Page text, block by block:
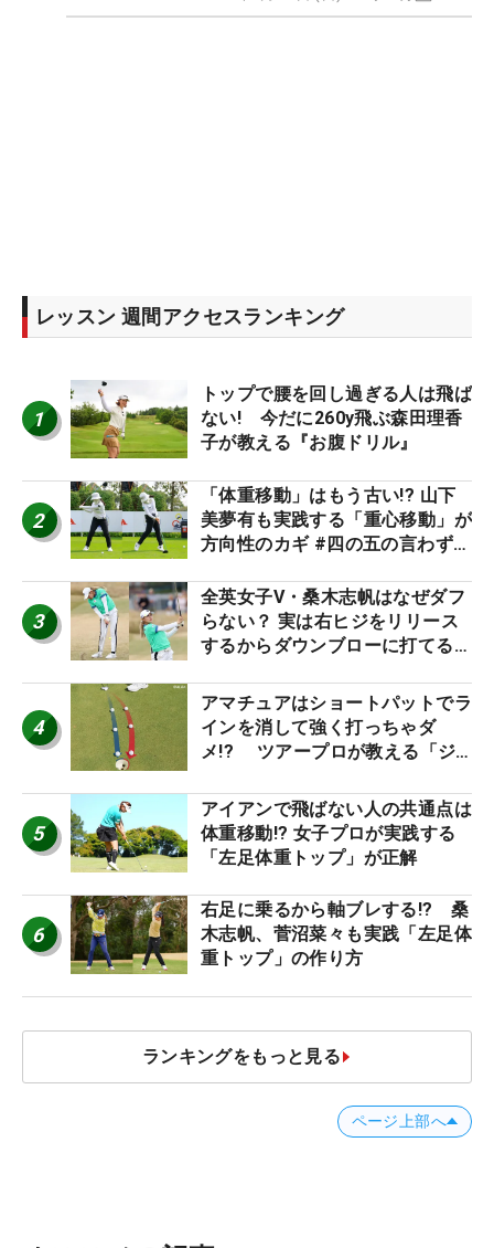
レッスン 週間アクセスランキング
1
トップで腰を回し過ぎる人は飛ば
ない! 今だに260y飛ぶ森田理香
子が教える『お腹ドリル』
2
「体重移動」はもう古い!? 山下
美夢有も実践する「重心移動」が
方向性のカギ #四の五の言わず振
3
全英女子V・桑木志帆はなぜダフ
らない？ 実は右ヒジをリリース
するからダウンブローに打てる #
4
アマチュアはショートパットでラ
インを消して強く打っちゃダ
メ!? ツアープロが教える「ジ
減するワケ
5
アイアンで飛ばない人の共通点は
体重移動!? 女子プロが実践する
「左足体重トップ」が正解
6
右足に乗るから軸ブレする!? 桑
木志帆、菅沼菜々も実践「左足体
重トップ」の作り方
ランキングをもっと見る
ページ上部へ